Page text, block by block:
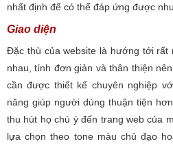
nhất định để có thể đáp ứng được
Giao diện
Đặc thù của website là hướng tới rất
nhau, tính đơn giản và thân thiện
cần được thiết kế chuyên nghiệp
năng giúp người dùng thuận tiện
thu hút họ chú ý đến trang web của
lựa chọn theo tone màu chủ đạo